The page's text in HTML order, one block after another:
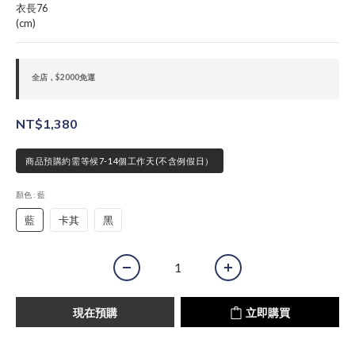
衣長76
(cm)
全店，$2000免運
NT$1,380
商品預購約需等候7-14個工作天(不含例假日）
顏色 : 藍
藍 卡其 黑
現在預購 立即購買